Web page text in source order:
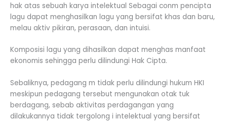
hak atas sebuah karya intelektual Sebagai conm pencipta
lagu dapat menghasilkan lagu yang bersifat khas dan baru,
melau aktiv pikiran, perasaan, dan intuisi.
Komposisi lagu yang dihasilkan dapat menghas manfaat
ekonomis sehingga perlu dilindungi Hak Cipta.
Sebaliknya, pedagang m tidak perlu dilindungi hukum HKI
meskipun pedagang tersebut mengunakan otak tuk
berdagang, sebab aktivitas perdagangan yang
dilakukannya tidak tergolong i intelektual yang bersifat